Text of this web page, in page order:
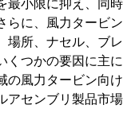
らに、風力タービン
場所、ナセル、ブレ
くつかの要因に主に
の風力タービン向け
アセンブリ製品市場